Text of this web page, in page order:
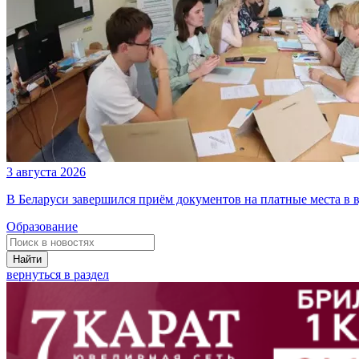
3 августа 2026
В Беларуси завершился приём документов на платные места в
Образование
Найти
вернуться в раздел